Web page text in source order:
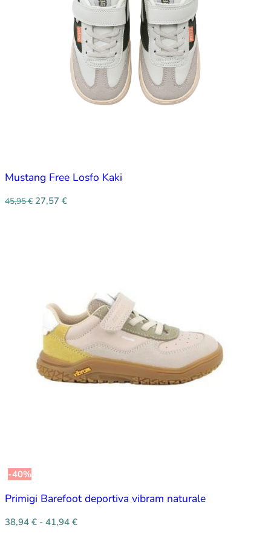
Mustang Free Losfo Kaki
45,95€ 27,57 €
-40%
Primigi Barefoot deportiva vibram naturale
38,94 € - 41,94 €